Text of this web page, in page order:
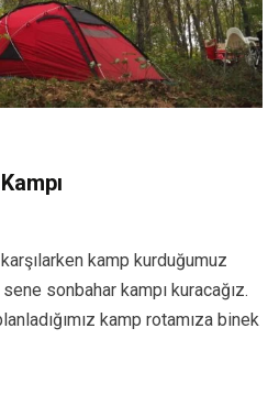
kamp kurduğumuz
sonbahar kampı kuracağız.
kamp rotamıza binek